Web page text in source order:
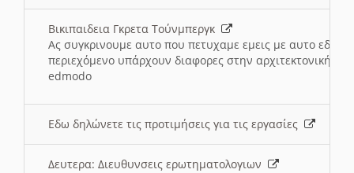
Βικιπαιδεια Γκρετα Τούνμπεργκ
Ας συγκρινουμε αυτο που πετυχαμε εμεις με αυτο εδω
περιεχόμενο υπάρχουν διαφορες στην αρχιτεκτονική
edmodo
Εδω δηλώνετε τις προτιμήσεις για τις εργασίες
Δευτερα: Διευθυνσεις ερωτηματολογιων